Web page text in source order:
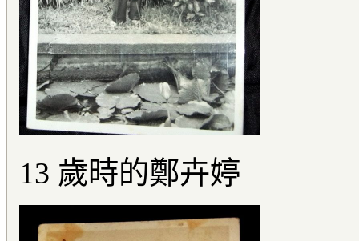
13 歲時的鄭卉婷